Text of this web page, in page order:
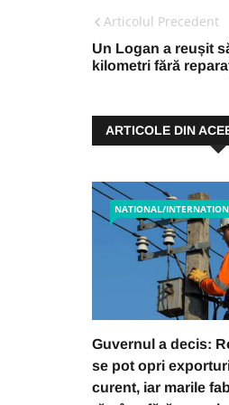
Articolul Precedent
Un Logan a reușit
kilometri fără
ARTICOLE DIN
NATIONAL/
Guvernul a decis:
se pot opri
curent, iar marile